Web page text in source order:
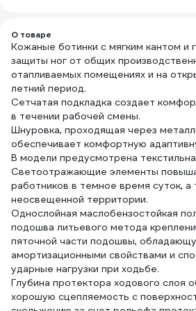
О товаре
Кожаные ботинки c мягким кантом и
защиты ног от общих
отапливаемых помещениях и на
летний период.
Сетчатая подкладка создает
в течении рабочей смены.
Шнуровка, проходящая через
обеспечивает комфортную
В модели предусмотрена
Светоотражающие элементы
работников в темное время суток, а
неосвещенной территории.
Однослойная маслобензостойкая
подошва литьевого метода
пяточной части подошвы,
амортизационными свойствами и
ударные нагрузки при ходьбе.
Глубина протектора ходового слоя
хорошую сцепляемость с